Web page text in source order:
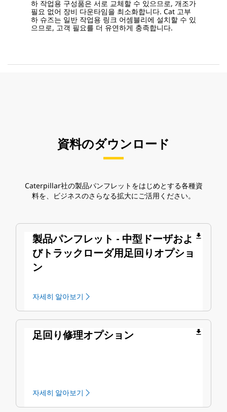
하 작업용 구성품은 서로 교체할 수 있으므로, 개조가
필요 없어 장비 다운타임을 최소화합니다. Cat 고부
하 슈즈는 일반 작업용 링크 어셈블리에 설치할 수 있
으므로, 고객 필요를 더 유연하게 충족합니다.
資料のダウンロード
Caterpillar社の製品パンフレットをはじめとする各種資
料を、ビジネスのさらなる拡大にご活用ください。
製品パンフレット - 中型ドーザおよ
びトラックローダ用足回りオプショ
ン
file_download
자세히 알아보기
足回り修理オプション file_download
자세히 알아보기